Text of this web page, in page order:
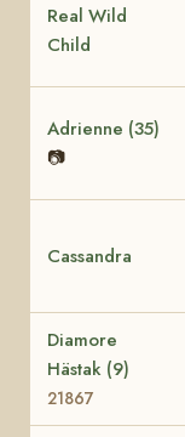
Real Wild
Child
Adrienne (35)
📷
Cassandra
Diamore
Hästak (9)
21867